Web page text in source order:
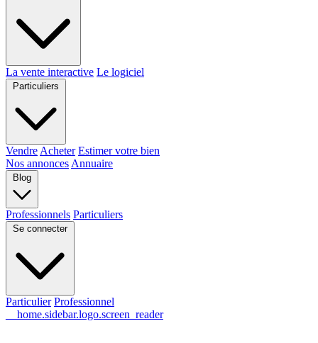
La vente interactive Le logiciel
Particuliers
Vendre Acheter Estimer votre bien
Nos annonces Annuaire
Blog
Professionnels Particuliers
Se connecter
Particulier Professionnel
__home.sidebar.logo.screen_reader